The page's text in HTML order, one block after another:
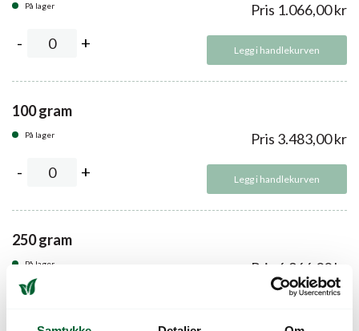
På lager Pris 1.066,00kr
Legg i handlekurven
100 gram
På lager Pris 3.483,00kr
Legg i handlekurven
250 gram
På lager Pris 6.966,00kr